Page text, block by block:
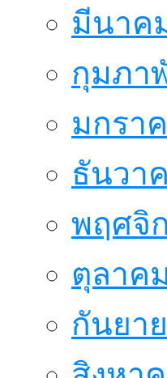
มีนาค
กุมภา
มกรา
ธันวา
พฤศจิ
ตุลาค
กันยา